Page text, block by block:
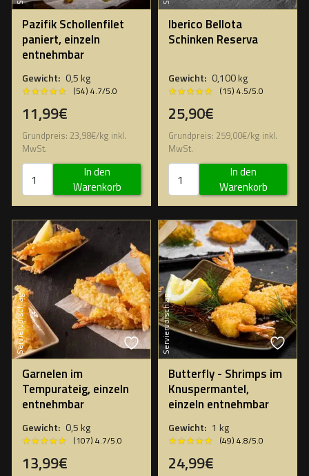
Pazifik Schollenfilet
paniert, einzeln
entnehmbar
Gewicht: 0,5 kg
★★★★★
★★★★★ (54) 4.7/5.0
11,99€
Grundpreis: 23,98€/kg inkl.
MwSt.
In den
Warenkorb
Iberico Bellota
Schinken Reserva
Gewicht: 0,100 kg
★★★★★
★★★★★ (15) 4.5/5.0
25,90€
Grundpreis: 259,00€/kg inkl.
MwSt.
In den
Warenkorb
Serviervorschlag
Garnelen im
Tempurateig, einzeln
entnehmbar
Gewicht: 0,5 kg
★★★★★
★★★★★ (107) 4.7/5.0
13,99€
Serviervorschlag
Butterfly - Shrimps im
Knuspermantel,
einzeln entnehmbar
Gewicht: 1 kg
★★★★★
★★★★★ (49) 4.8/5.0
24,99€